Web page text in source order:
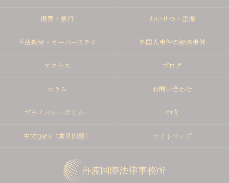
傷害・暴行 わいせつ・盗撮
不法就労・オーバーステイ 外国人事件の解決事例
アクセス ブログ
コラム お問い合わせ
プライバシーポリシー 中文
中文Q&A（常见问题） サイトマップ